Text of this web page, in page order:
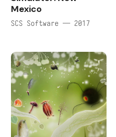
Mexico
SCS Software — 2017